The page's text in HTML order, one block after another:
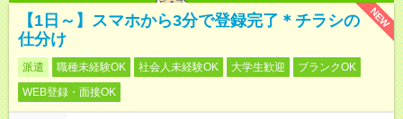
NEW
【1日～】スマホから3分で登録完了＊チラシの
仕分け
派遣 職種未経験OK 社会人未経験OK 大学生歓迎
ブランクOK
WEB登録・面接OK